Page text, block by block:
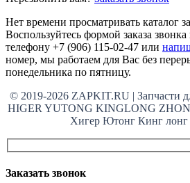
Нет времени просматривать каталог
Воспользуйтесь формой заказа
телефону +7 (906) 115-02-47 или
номер, мы работаем для Вас без
понедельника по пятницу.
© 2019-2026 ZAPKIT.RU | Запчасти
HIGER YUTONG KINGLONG
Хигер Ютонг Кинг лонг
Заказать звонок